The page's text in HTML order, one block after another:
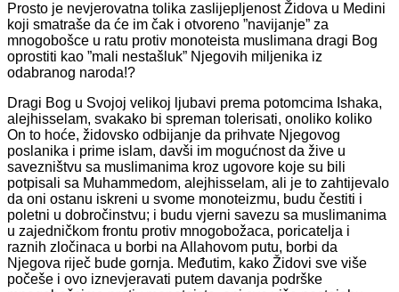
Prosto je nevjerovatna tolika zaslijepljenost Židova u Medini
koji smatraše da će im čak i otvoreno ”navijanje” za
mnogobošce u ratu protiv monoteista muslimana dragi Bog
oprostiti kao ”mali nestašluk” Njegovih miljenika iz
odabranog naroda!?
Dragi Bog u Svojoj velikoj ljubavi prema potomcima Ishaka,
alejhisselam, svakako bi spreman tolerisati, onoliko koliko
On to hoće, židovsko odbijanje da prihvate Njegovog
poslanika i prime islam, davši im mogućnost da žive u
savezništvu sa muslimanima kroz ugovore koje su bili
potpisali sa Muhammedom, alejhisselam, ali je to zahtijevalo
da oni ostanu iskreni u svome monoteizmu, budu čestiti i
poletni u dobročinstvu; i budu vjerni savezu sa muslimanima
u zajedničkom frontu protiv mnogobožaca, poricatelja i
raznih zločinaca u borbi na Allahovom putu, borbi da
Njegova riječ bude gornja. Međutim, kako Židovi sve više
počeše i ovo iznevjeravati putem davanja podrške